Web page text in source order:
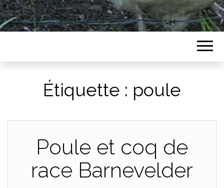
Étiquette : poule
Poule et coq de
race Barnevelder